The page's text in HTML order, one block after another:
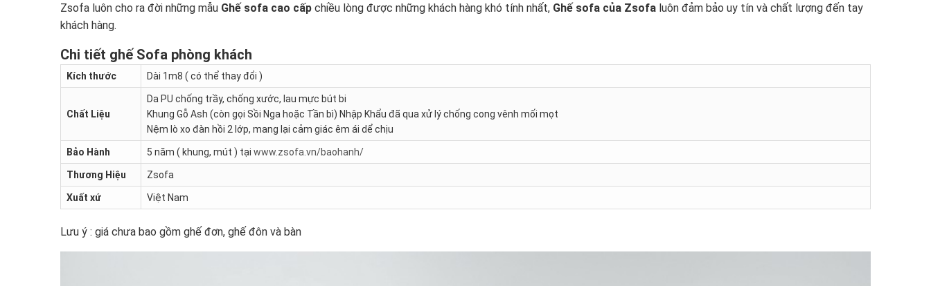
Zsofa luôn cho ra đời những mẫu Ghế sofa cao cấp chiều lòng được những khách hàng khó tính nhất, Ghế sofa của Zsofa luôn đảm bảo uy tín và chất lượng đến tay
khách hàng.
Chi tiết ghế Sofa phòng khách
Kích thước Dài 1m8 ( có thể thay đổi )
Chất Liệu
Da PU chống trầy, chống xước, lau mực bút bi
Khung Gỗ Ash (còn gọi Sồi Nga hoặc Tần bì) Nhập Khẩu đã qua xử lý chống cong vênh mối mọt
Nệm lò xo đàn hồi 2 lớp, mang lại cảm giác êm ái dể chịu
Bảo Hành 5 năm ( khung, mút ) tại www.zsofa.vn/baohanh/
Thương Hiệu Zsofa
Xuất xứ Việt Nam
Lưu ý : giá chưa bao gồm ghế đơn, ghế đôn và bàn